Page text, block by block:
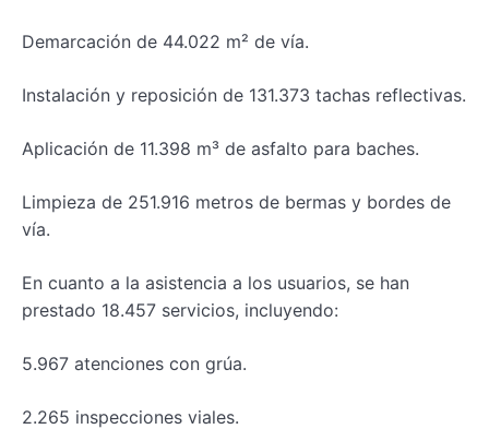
Demarcación de 44.022 m² de vía.
Instalación y reposición de 131.373 tachas reflectivas.
Aplicación de 11.398 m³ de asfalto para baches.
Limpieza de 251.916 metros de bermas y bordes de
vía.
En cuanto a la asistencia a los usuarios, se han
prestado 18.457 servicios, incluyendo:
5.967 atenciones con grúa.
2.265 inspecciones viales.